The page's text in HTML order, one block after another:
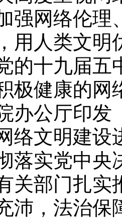
强网络伦理
用人类文明
的十九届五
极健康的网
办公厅印发
络文明建
落实党中央
关部门扎实
沛，法治保